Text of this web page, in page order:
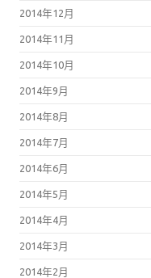
2014年12月
2014年11月
2014年10月
2014年9月
2014年8月
2014年7月
2014年6月
2014年5月
2014年4月
2014年3月
2014年2月